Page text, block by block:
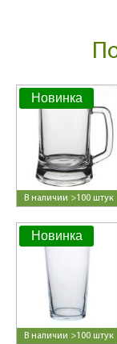
Новинка
В наличии >100 штук
Новинка
В наличии >100 штук